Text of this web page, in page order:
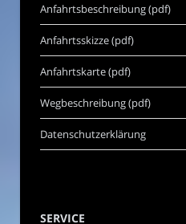
Anfahrtsbeschreibung (pdf)
Anfahrtsskizze (pdf)
Anfahrtskarte (pdf)
Wegbeschreibung (pdf)
Datenschutzerklärung
SERVICE